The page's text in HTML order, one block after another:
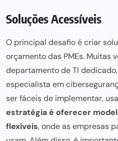
Soluções Acessíveis
O principal desafio é criar
orçamento das PMEs. Muitas
departamento de TI
especialista em
ser fáceis de implementar,
estratégia é oferecer
flexíveis, onde as empresas